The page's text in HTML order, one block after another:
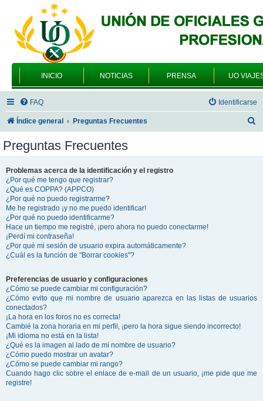
INICIO NOTICIAS PRENSA UO
FAQ Identificarse
Índice general Preguntas Frecuentes
Preguntas Frecuentes
Problemas acerca de la identificación y el registro
¿Por qué me tengo que registrar?
¿Qué es COPPA? (APPCO)
¿Por qué no puedo registrarme?
Me he registrado ¡y no me puedo identificar!
¿Por qué no puedo identificarme?
Hace un tiempo me registré, ¡pero ahora no puedo conectarme!
¡Perdí mi contraseña!
¿Por qué mi sesión de usuario expira automáticamente?
¿Cuál es la función de "Borrar cookies"?
Preferencias de usuario y configuraciones
¿Cómo se puede cambiar mi configuración?
¿Cómo evito que mi nombre de usuario aparezca en las listas de usuarios
conectados?
¡La hora en los foros no es correcta!
Cambié la zona horaria en mi perfil, ¡pero la hora sigue siendo incorrecto!
¡Mi idioma no está en la lista!
¿Qué es la imagen al lado de mi nombre de usuario?
¿Cómo puedo mostrar un avatar?
¿Cómo se puede cambiar mi rango?
Cuando hago clic sobre el enlace de e-mail de un usuario, ¡me pide que me
registre!